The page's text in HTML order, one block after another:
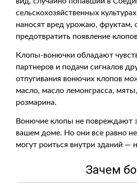
сельскохозяйственных
наносят вред урожаю,
предотвратить появление
Клопы-вонючки обладают
партнеров и подачи сигналов
отпугивания вонючих клопов
масло, масло лемонграсса,
розмарина.
Вонючие клопы не повреждают
вашем доме. Но они все равно
могут роиться внутри зданий —
Зачем